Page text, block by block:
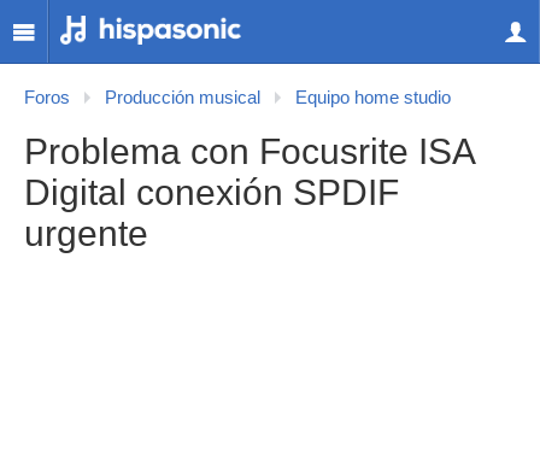
Foros Producción musical Equipo home studio
Problema con Focusrite ISA
Digital conexión SPDIF
urgente